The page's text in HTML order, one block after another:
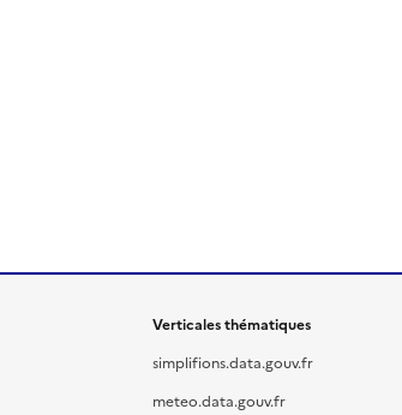
Verticales thématiques
simplifions.data.gouv.fr
meteo.data.gouv.fr